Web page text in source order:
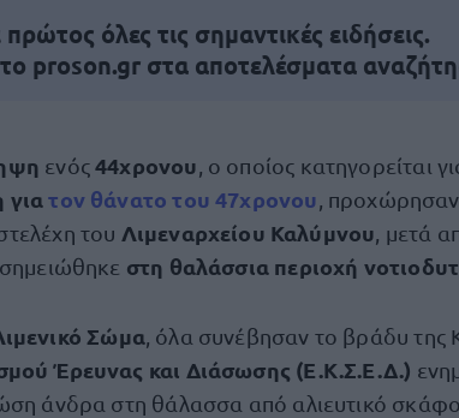
όλες τις σημαντικές ειδήσεις.
proson.gr στα αποτελέσματα
ενός44χρονου , ο οποίος κατηγορείται
γιατον θάνατο του 47χρονου ,
του Λιμεναρχείου Καλύμνου , μετά
στη θαλάσσια περιοχή
Σώμα , όλα συνέβησαν το βράδυ της
Έρευνας και Διάσωσης (Ε.Κ.Σ.Ε.Δ.)
άνδρα στη θάλασσα από αλιευτικό